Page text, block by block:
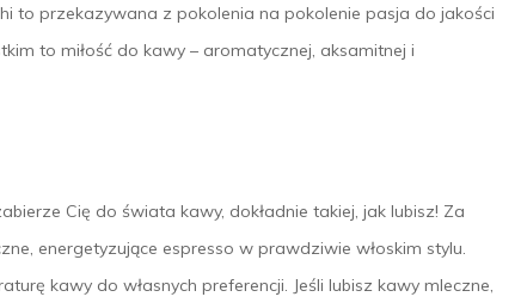
to przekazywana z pokolenia na pokolenie pasja do jakości
to miłość do kawy – aromatycznej, aksamitnej i
Cię do świata kawy, dokładnie takiej, jak lubisz! Za
energetyzujące espresso w prawdziwie włoskim stylu.
kawy do własnych preferencji. Jeśli lubisz kawy mleczne,